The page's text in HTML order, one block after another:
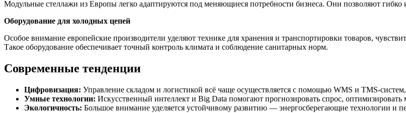
Модульные стеллажи из Европы легко адаптируются под меняющиеся потребности бизнеса. Они позволяют гибко
Оборудование для холодных цепей
Особое внимание европейские производители уделяют технике для хранения и транспортировки товаров,
Такое оборудование обеспечивает точный контроль климата и соблюдение санитарных норм.
Современные тенденции
Цифровизация: Управление складом и логистикой всё чаще осуществляется с помощью WMS и TMS-
Умные технологии: Искусственный интеллект и Big Data помогают прогнозировать спрос,
Экологичность: Большое внимание уделяется устойчивому развитию — энергосберегающие технологии и